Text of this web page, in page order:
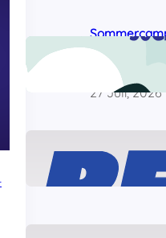
Awda-
Samstag
27 Juli, 2026
24 Juli, 2026